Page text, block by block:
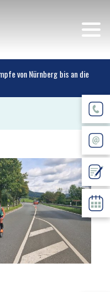
von Nürnberg bis an die